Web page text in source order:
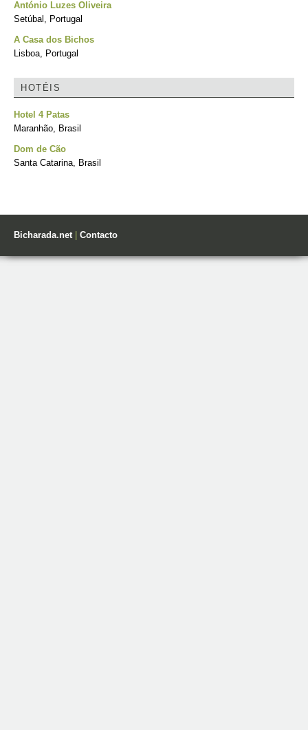
António Luzes Oliveira
Setúbal, Portugal
A Casa dos Bichos
Lisboa, Portugal
HOTÉIS
Hotel 4 Patas
Maranhão, Brasil
Dom de Cão
Santa Catarina, Brasil
Bicharada.net| Contacto